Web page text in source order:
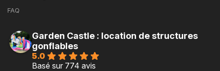
FAQ
Garden Castle : location de structures
gonflables
5.0
Basé sur 774 avis